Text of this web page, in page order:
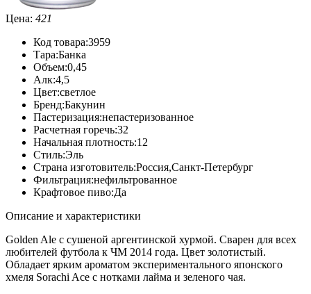
Цена: 421
Код товара:3959
Тара:Банка
Объем:0,45
Алк:4,5
Цвет:светлое
Бренд:Бакунин
Пастеризация:непастеризованное
Расчетная горечь:32
Начальная плотность:12
Стиль:Эль
Страна изготовитель:Россия,Санкт-Петербург
Фильтрация:нефильтрованное
Крафтовое пиво:Да
Описание и характеристики
Golden Ale с сушеной аргентинской хурмой. Сварен для всех
любителей футбола к ЧМ 2014 года. Цвет золотистый.
Обладает ярким ароматом экспериментального японского
хмеля Sorachi Ace c нотками лайма и зеленого чая.